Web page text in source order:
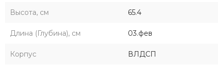
Высота, см 65.4
Длина (Глубина), см 03.фев
Корпус ВЛДСП